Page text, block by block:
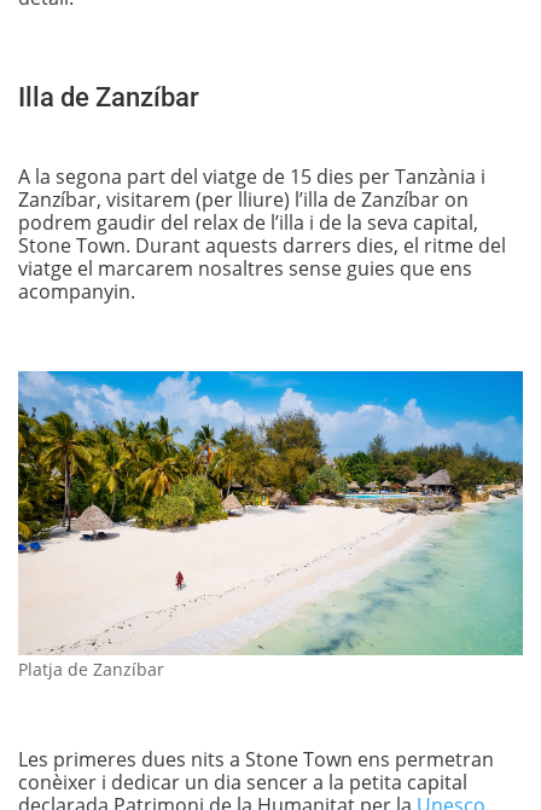
Illa de Zanzíbar
A la segona part del viatge de 15 dies per Tanzània i
Zanzíbar, visitarem (per lliure) l’illa de Zanzíbar on
podrem gaudir del relax de l’illa i de la seva capital,
Stone Town. Durant aquests darrers dies, el ritme del
viatge el marcarem nosaltres sense guies que ens
acompanyin.
Platja de Zanzíbar
Les primeres dues nits a Stone Town ens permetran
conèixer i dedicar un dia sencer a la petita capital